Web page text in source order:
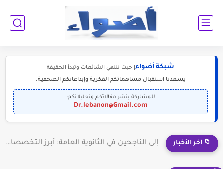
شبكة أضواء | حيث تنتهي الشائعات وتبدأ الحقيقة
يسعدنا استقبال مساهماتكم الفكرية وإبداعاتكم الصحفية.
للمشاركة بنشر مقالاتكم وتحليلاتكم:
Dr.lebanon@Gmail.com
📁 آخر الأخبار إلى الناجحين في الثانوية العامة: أبرز التخصصات المطلوبة للمستقبل (2030-2050)